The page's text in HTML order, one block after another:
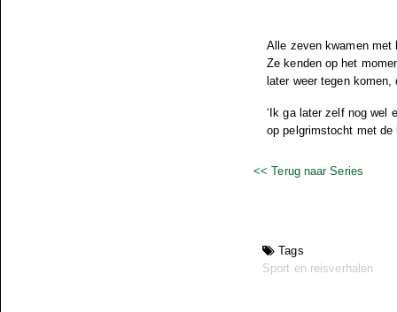
Alle zeven kwamen met
Ze kenden op het
later weer tegen
‘Ik ga later zelf nog wel
op pelgrimstocht met de
<< Terug naar Series
Tags
Sport en reisverhalen